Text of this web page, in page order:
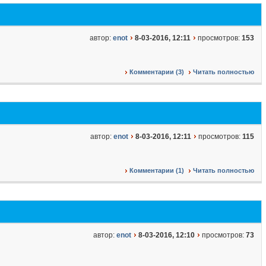
автор: enot 8-03-2016, 12:11 просмотров: 153
Комментарии (3) Читать полностью
автор: enot 8-03-2016, 12:11 просмотров: 115
Комментарии (1) Читать полностью
автор: enot 8-03-2016, 12:10 просмотров: 73